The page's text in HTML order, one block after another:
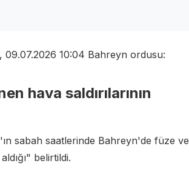
09.07.2026 10:04 Bahreyn ordusu:
hava saldırılarının
sabah saatlerinde Bahreyn'de füze ve
belirtildi.